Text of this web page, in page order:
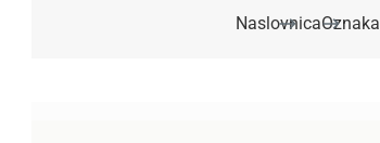
NaslovnicaOznaka